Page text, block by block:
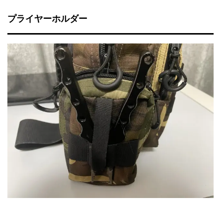
プライヤーホルダー